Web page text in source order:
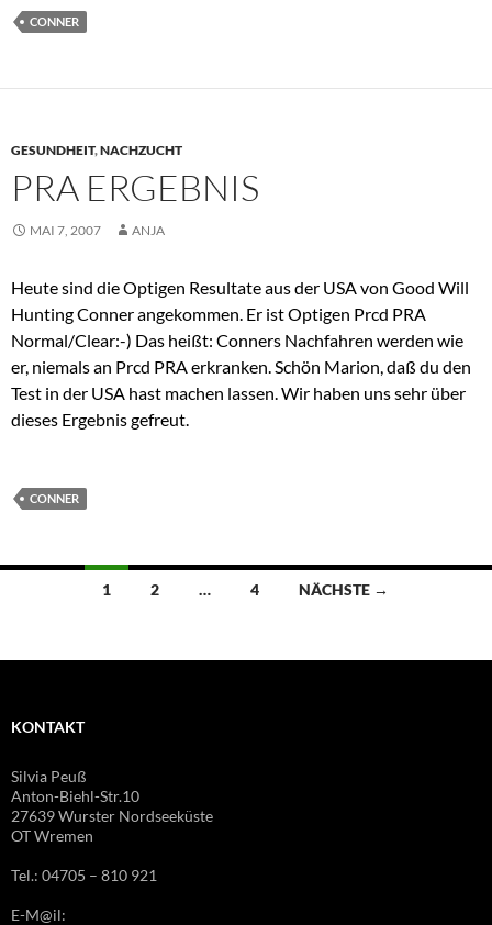
CONNER
GESUNDHEIT,NACHZUCHT
PRA ERGEBNIS
MAI 7, 2007 ANJA
Heute sind die Optigen Resultate aus der USA von Good Will
Hunting Conner angekommen. Er ist Optigen Prcd PRA
Normal/Clear:-) Das heißt: Conners Nachfahren werden wie
er, niemals an Prcd PRA erkranken. Schön Marion, daß du den
Test in der USA hast machen lassen. Wir haben uns sehr über
dieses Ergebnis gefreut.
CONNER
Beitragsnavigation
1 2 … 4 NÄCHSTE →
KONTAKT
Silvia Peuß
Anton-Biehl-Str.10
27639 Wurster Nordseeküste
OT Wremen
Tel.: 04705 – 810 921
E-M@il: